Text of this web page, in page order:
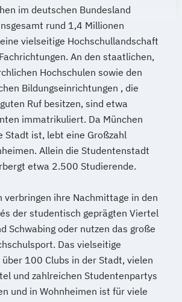
im deutschen Bundesland
rund 1,4 Millionen
vielseitige Hochschullandschaft
An den staatlichen,
Hochschulen sowie den
Bildungseinrichtungen , die
Ruf besitzen, sind etwa
immatrikuliert. Da München
Stadt ist, lebt eine Großzahl
Allein die Studentenstadt
etwa 2.500 Studierende.
verbringen ihre Nachmittage in den
der studentisch geprägten Viertel
Schwabing oder nutzen das große
Das vielseitige
100 Clubs in der Stadt, vielen
und zahlreichen Studentenpartys
und in Wohnheimen ist für viele